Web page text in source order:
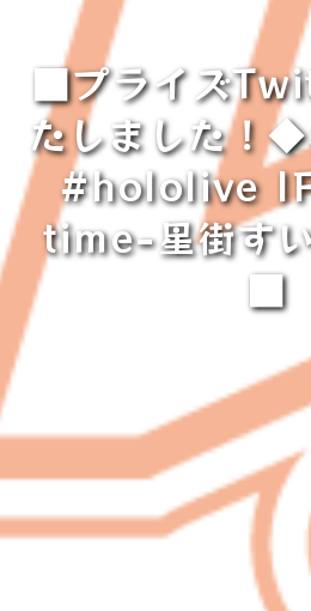
■プライズ
たしました！
#hololive
time-星街す
■